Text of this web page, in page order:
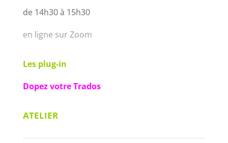
de 14h30 à 15h30
en ligne sur Zoom
Les plug-in
Dopez votre Trados
ATELIER